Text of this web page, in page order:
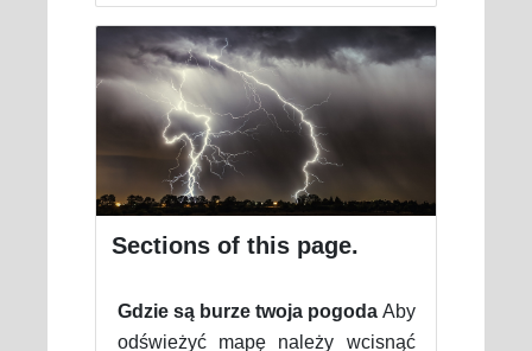
Sections of this page.
Gdzie są burze twoja pogoda Aby
odświeżyć mapę należy wcisnąć